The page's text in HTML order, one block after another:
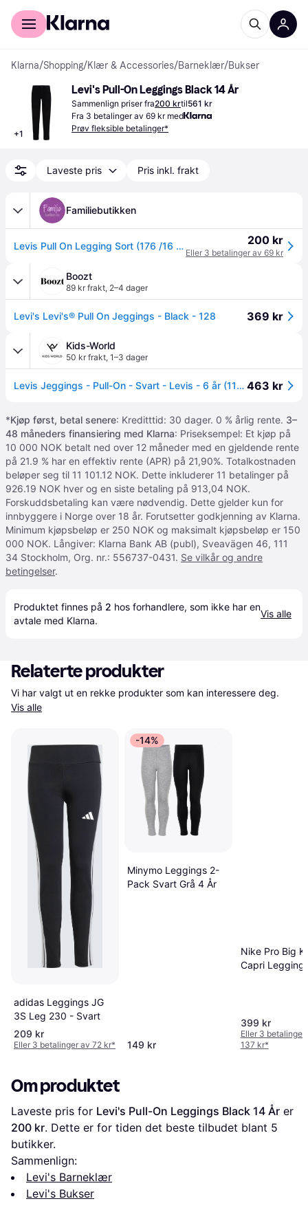
For kunder
Klarna/Shopping/Klær & Accessories/Barneklær/Bukser
+1
Levi's Pull-On Leggings Black 14 År
Sammenlign priser fra200 krtil561 kr
Fra 3 betalinger av 69 kr med
Prøv fleksible betalinger*
Laveste pris Pris inkl. frakt
Familiebutikken
Levis Pull On Legging Sort (176 /16 år) 200 kr
Eller 3 betalinger av 69 kr
Boozt
89 kr frakt, 2–4 dager
Levi's Levi's® Pull On Jeggings - Black - 128 369 kr
Kids-World
50 kr frakt, 1–3 dager
Levis Jeggings - Pull-On - Svart - Levis - 6 år (116) - Jeans 463 kr
*Kjøp først, betal senere: Kreditttid: 30 dager. 0 % årlig rente. 3–
48 måneders finansiering med Klarna: Priseksempel: Et kjøp på
10 000 NOK betalt ned over 12 måneder med en gjeldende rente
på 21.9 % har en effektiv rente (APR) på 21,90%. Totalkostnaden
beløper seg til 11 101.12 NOK. Dette inkluderer 11 betalinger på
926.19 NOK hver og en siste betaling på 913,04 NOK.
Forskuddsbetaling kan være nødvendig. Dette gjelder kun for
innbyggere i Norge over 18 år. Forutsetter godkjenning av Klarna.
Minimum kjøpsbeløp er 250 NOK og maksimalt kjøpsbeløp er 150
000 NOK. Långiver: Klarna Bank AB (publ), Sveavägen 46, 111
34 Stockholm, Org. nr.: 556737-0431. Se vilkår og andre
betingelser.
Produktet finnes på 2 hos forhandlere, som ikke har en
avtale med Klarna.
Vis alle
Relaterte produkter
Vis alle
adidas Leggings JG
3S Leg 230 - Svart
209 kr
Eller 3 betalinger av 72 kr*
-14%
Minymo Leggings 2-
Pack Svart Grå 4 År
149 kr
Nike Pro Big
Capri
399 kr
Eller 3 betalinger
137 kr*
Om produktet
Laveste pris for Levi's Pull-On Leggings Black 14 År
200 kr. Dette er for tiden det beste tilbudet blant 5
butikker.
Sammenlign:
Levi's Barneklær
Levi's Bukser